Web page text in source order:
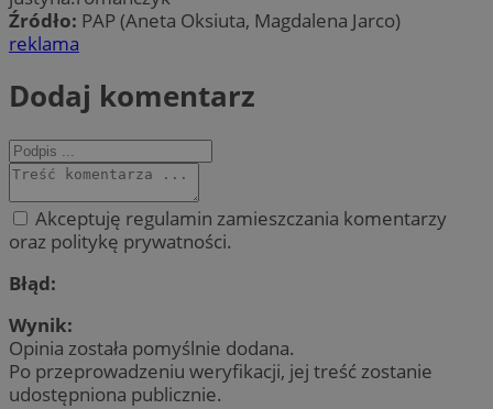
Źródło: PAP (Aneta Oksiuta, Magdalena Jarco)
reklama
Dodaj komentarz
Akceptuję regulamin zamieszczania komentarzy
oraz politykę prywatności.
Błąd:
Wynik:
Opinia została pomyślnie dodana.
Po przeprowadzeniu weryfikacji, jej treść zostanie
udostępniona publicznie.